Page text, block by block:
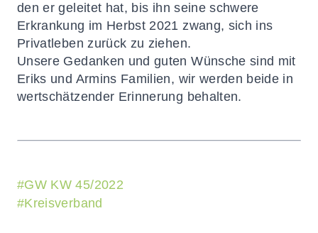
den er geleitet hat, bis ihn seine schwere
Erkrankung im Herbst 2021 zwang, sich ins
Privatleben zurück zu ziehen.
Unsere Gedanken und guten Wünsche sind mit
Eriks und Armins Familien, wir werden beide in
wertschätzender Erinnerung behalten.
#GW KW 45/2022
#Kreisverband